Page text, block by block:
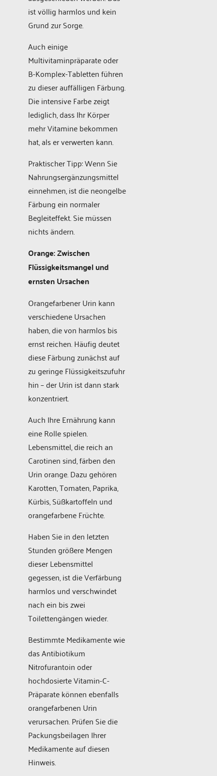
ist völlig harmlos und kein
Grund zur Sorge.
Auch einige
Multivitaminpräparate oder
B-Komplex-Tabletten führen
zu dieser auffälligen Färbung.
Die intensive Farbe zeigt
lediglich, dass Ihr Körper
mehr Vitamine bekommen
hat, als er verwerten kann.
Praktischer Tipp: Wenn Sie
Nahrungsergänzungsmittel
einnehmen, ist die neongelbe
Färbung ein normaler
Begleiteffekt. Sie müssen
nichts ändern.
Orange: Zwischen
Flüssigkeitsmangel und
ernsten Ursachen
Orangefarbener Urin kann
verschiedene Ursachen
haben, die von harmlos bis
ernst reichen. Häufig deutet
diese Färbung zunächst auf
zu geringe Flüssigkeitszufuhr
hin – der Urin ist dann stark
konzentriert.
Auch Ihre Ernährung kann
eine Rolle spielen.
Lebensmittel, die reich an
Carotinen sind, färben den
Urin orange. Dazu gehören
Karotten, Tomaten, Paprika,
Kürbis, Süßkartoffeln und
orangefarbene Früchte.
Haben Sie in den letzten
Stunden größere Mengen
dieser Lebensmittel
gegessen, ist die Verfärbung
harmlos und verschwindet
nach ein bis zwei
Toilettengängen wieder.
Bestimmte Medikamente wie
das Antibiotikum
Nitrofurantoin oder
hochdosierte Vitamin-C-
Präparate können ebenfalls
orangefarbenen Urin
verursachen. Prüfen Sie die
Packungsbeilagen Ihrer
Medikamente auf diesen
Hinweis.